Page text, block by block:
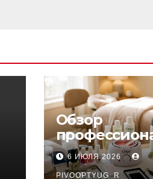
Обзор
ых6 ИЮЛЯ 2026
PIVOOPTYUG_R